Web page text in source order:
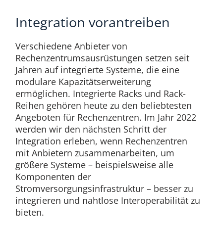
Integration vorantreiben
Verschiedene Anbieter von
Rechenzentrumsausrüstungen setzen seit
Jahren auf integrierte Systeme, die eine
modulare Kapazitätserweiterung
ermöglichen. Integrierte Racks und Rack-
Reihen gehören heute zu den beliebtesten
Angeboten für Rechenzentren. Im Jahr 2022
werden wir den nächsten Schritt der
Integration erleben, wenn Rechenzentren
mit Anbietern zusammenarbeiten, um
größere Systeme – beispielsweise alle
Komponenten der
Stromversorgungsinfrastruktur – besser zu
integrieren und nahtlose Interoperabilität zu
bieten.